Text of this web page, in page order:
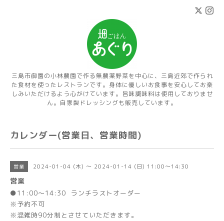
三島市御園の小林農園で作る無農薬野菜を中心に、三島近郊で作られ
た食材を使ったレストランです。身体に優しいお食事を安心してお楽
しみいただけるよう心がけています。旨味調味料は使用しておりませ
ん。自家製ドレッシングも販売しています。
カレンダー(営業日、営業時間)
営業 2024-01-04 (木) ～ 2024-01-14 (日) 11:00～14:30
営業
●11:00～14:30 ランチラストオーダー
※予約不可
※混雑時90分制とさせていただきます。